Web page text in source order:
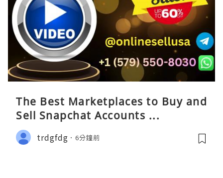
The Best Marketplaces to Buy and
Sell Snapchat Accounts ...
trdgfdg 6分鐘前